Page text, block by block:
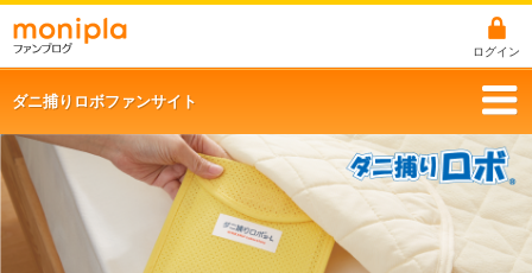
ログイン
ダニ捕りロボファンサイト